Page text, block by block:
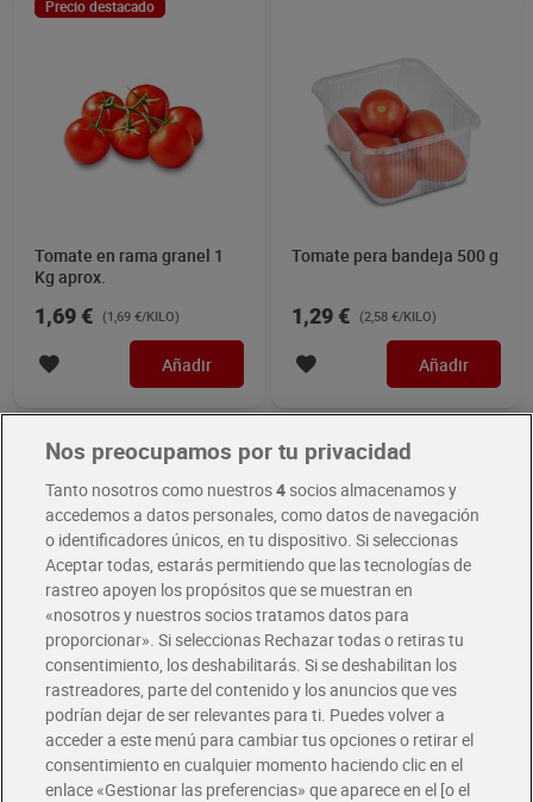
Precio destacado
Tomate en rama granel 1
Kg aprox.
1,69 € (1,69 €/KILO)
Añadir
Tomate pera bandeja 500 g
1,29 € (2,58 €/KILO)
Añadir
Tomates cherry Tomati&co
200 g
1,99 € (9,95 €/KILO)
Añadir
Pimiento rojo unidad 400 g
aprox.
1,04 € (2,59 €/KILO)
Añadir
Nos preocupamos por tu privacidad
Tanto nosotros como nuestros4socios almacenamos y
accedemos a datos personales, como datos de navegación
o identificadores únicos, en tu dispositivo. Si seleccionas
Aceptar todas, estarás permitiendo que las tecnologías de
rastreo apoyen los propósitos que se muestran en
«nosotros y nuestros socios tratamos datos para
proporcionar». Si seleccionas Rechazar todas o retiras tu
consentimiento, los deshabilitarás. Si se deshabilitan los
rastreadores, parte del contenido y los anuncios que ves
podrían dejar de ser relevantes para ti. Puedes volver a
acceder a este menú para cambiar tus opciones o retirar el
consentimiento en cualquier momento haciendo clic en el
enlace «Gestionar las preferencias» que aparece en el [o el